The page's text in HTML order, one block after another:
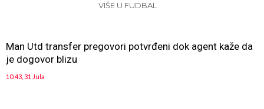
VIŠE U FUDBAL
Man Utd transfer pregovori potvrđeni dok agent kaže da
je dogovor blizu
10:43, 31 Jula